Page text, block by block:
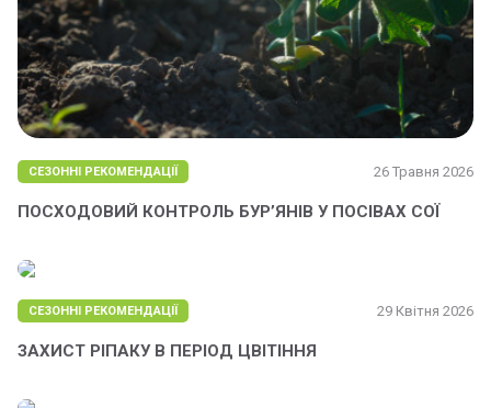
СЕЗОННІ РЕКОМЕНДАЦІЇ 26 Травня 2026
ПОСХОДОВИЙ КОНТРОЛЬ БУР’ЯНІВ У ПОСІВАХ СОЇ
СЕЗОННІ РЕКОМЕНДАЦІЇ 29 Квітня 2026
ЗАХИСТ РІПАКУ В ПЕРІОД ЦВІТІННЯ